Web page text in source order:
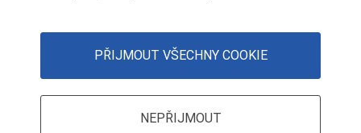
Nábřeží Ludvíka Svobody 1222 110 15 Praha 1
PŘIJMOUT VŠECHNY COOKIE
NEPŘIJMOUT